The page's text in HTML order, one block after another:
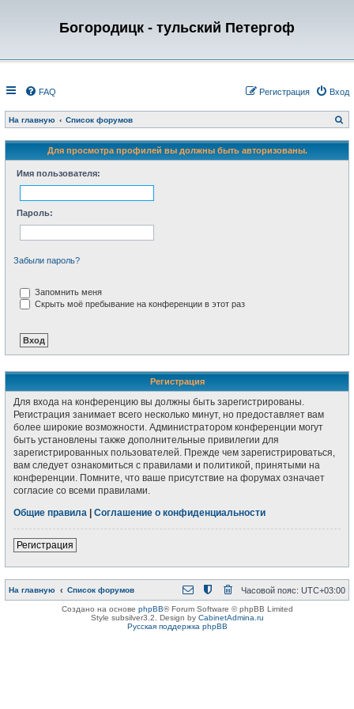
Богородицк - тульский Петергоф
FAQ Вход
Регистрация
На главную Список форумов
о
с
Для просмотра профилей вы должны быть авторизованы.
Имя пользователя:
Пароль:
Забыли пароль?
Запомнить меня
Скрыть моё пребывание на конференции в этот раз
Регистрация
Для входа на конференцию вы должны быть зарегистрированы.
Регистрация занимает всего несколько минут, но предоставляет вам
более широкие возможности. Администратором конференции могут
быть установлены также дополнительные привилегии для
зарегистрированных пользователей. Прежде чем зарегистрироваться,
вам следует ознакомиться с правилами и политикой, принятыми на
конференции. Помните, что ваше присутствие на форумах означает
согласие со всеми правилами.
Общие правила
Соглашение о конфиденциальности
Регистрация
На главную Список форумов Часовой пояс: UTC+03:00
Создано на основе phpBB® Forum Software © phpBB Limited
Style subsilver3.2. Design by CabinetAdmina.ru
Русская поддержка phpBB